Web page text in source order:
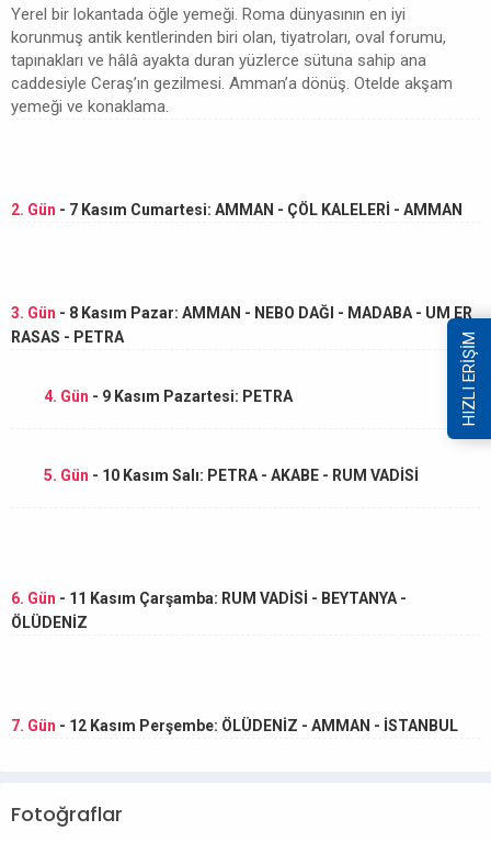
Yerel bir lokantada öğle yemeği. Roma dünyasının en iyi
korunmuş antik kentlerinden biri olan, tiyatroları, oval forumu,
tapınakları ve hâlâ ayakta duran yüzlerce sütuna sahip ana
caddesiyle Ceraş’ın gezilmesi. Amman’a dönüş. Otelde akşam
yemeği ve konaklama.
2. Gün - 7 Kasım Cumartesi: AMMAN - ÇÖL KALELERİ - AMMAN
3. Gün - 8 Kasım Pazar: AMMAN - NEBO DAĞI - MADABA - UM ER
RASAS - PETRA
4. Gün - 9 Kasım Pazartesi: PETRA
5. Gün - 10 Kasım Salı: PETRA - AKABE - RUM VADİSİ
6. Gün - 11 Kasım Çarşamba: RUM VADİSİ - BEYTANYA -
ÖLÜDENİZ
7. Gün - 12 Kasım Perşembe: ÖLÜDENİZ - AMMAN - İSTANBUL
Fotoğraflar
HIZLI ERİŞİM